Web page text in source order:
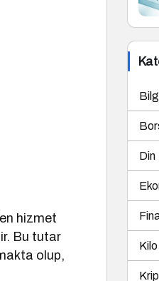
hizmet
Bu tutar
olup,
Din